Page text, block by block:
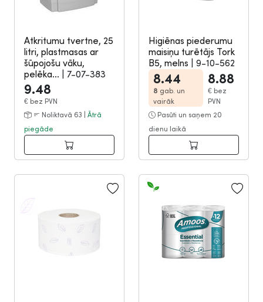
Atkritumu tvertne, 25
litri, plastmasas ar
šūpojošu vāku,
pelēka...
7-07-383
9.48
€ bez PVN
Noliktavā 63 | Ātrā
piegāde
Higiēnas piederumu
maisiņu turētājs Tork
B5, melns
9-10-562
8.44
8 gab. un
vairāk
8.88
€ bez
PVN
Pasūti un saņem 20
dienu laikā